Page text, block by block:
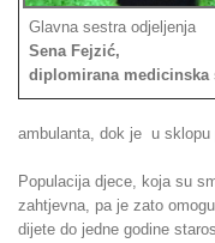
Glavna sestra odjeljenja
Sena Fejzić,
diplomirana medicinska
ambulanta, dok je u sklopu
Populacija djece, koja su
zahtjevna, pa je zato
dijete do jedne godine